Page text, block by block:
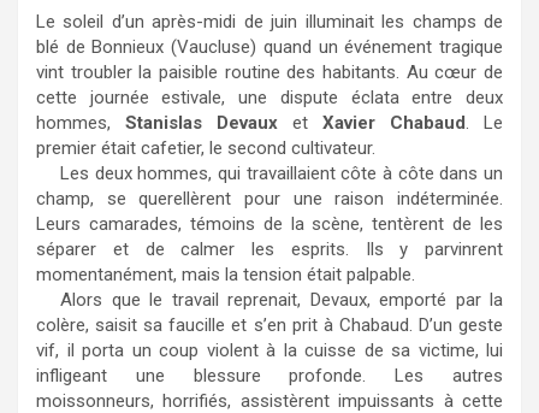
Le soleil d’un après-midi de juin illuminait les champs de
blé de Bonnieux (Vaucluse) quand un événement tragique
vint troubler la paisible routine des habitants. Au cœur de
cette journée estivale, une dispute éclata entre deux
hommes, Stanislas Devaux et Xavier Chabaud. Le
premier était cafetier, le second cultivateur.
Les deux hommes, qui travaillaient côte à côte dans un
champ, se querellèrent pour une raison indéterminée.
Leurs camarades, témoins de la scène, tentèrent de les
séparer et de calmer les esprits. Ils y parvinrent
momentanément, mais la tension était palpable.
Alors que le travail reprenait, Devaux, emporté par la
colère, saisit sa faucille et s’en prit à Chabaud. D’un geste
vif, il porta un coup violent à la cuisse de sa victime, lui
infligeant une blessure profonde. Les autres
moissonneurs, horrifiés, assistèrent impuissants à cette